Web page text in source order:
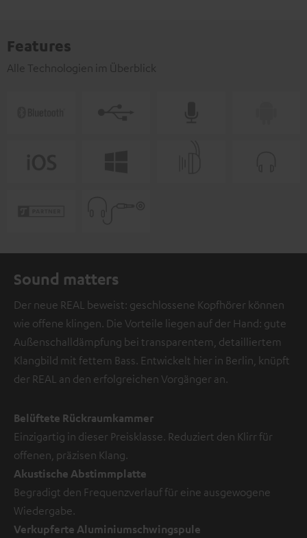
Features
Alle Technologien im Überblick
Sound matters
Der neue REAL beweist: geschlossene Kopfhörer können
wie offene klingen. Die Vorteile liegen auf der Hand: gute
Außenschalldämpfung bei transparentem, detailliertem
Klangbild mit fettem Bass. Entwickelt hier in Berlin, knüpft
der REAL an den erfolgreichen Vorgänger an.
Belüftete Rückraumkammer
Einzigartig in dieser Preisklasse. Reduziert den Klirr für
offenen, präzisen Klang.
Akustische Abstimmplatte
Begradigt den Frequenzverlauf für eine ausgewogene
Wiedergabe.
Verkupferte Aluminiumschwingspule